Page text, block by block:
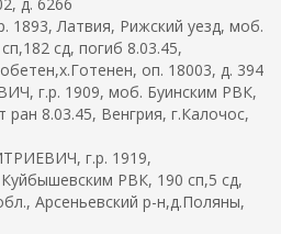
Латвия, Рижский уезд, моб.
сд, погиб 8.03.45,
оп. 18003, д. 394
г.р. 1909, моб. Буинским РВК,
8.03.45, Венгрия, г.Калочос,
г.р. 1919,
РВК, 190 сп,5 сд,
Арсеньевский р-н,д.Поляны,